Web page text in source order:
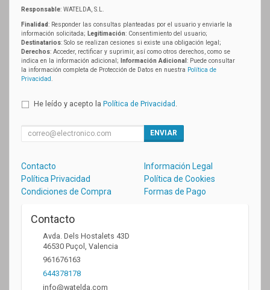
Responsable: WATELDA, S.L.
Finalidad: Responder las consultas planteadas por el usuario y enviarle la
información solicitada; Legitimación: Consentimiento del usuario;
Destinatarios: Solo se realizan cesiones si existe una obligación legal;
Derechos: Acceder, rectificar y suprimir, así como otros derechos, como se
indica en la información adicional;
Información Adicional : Puede consultar
la información completa de Protección de Datos en nuestra Política de
Privacidad
He leído y acepto la Política de Privacidad
ENVIAR
Contacto
Información Legal
Política Privacidad
Política de Cookies
Condiciones de Compra
Formas de Pago
Contacto
Avda. Dels Hostalets 43D
46530 Puçol
Valencia
961676163
644378178
info@watelda.com